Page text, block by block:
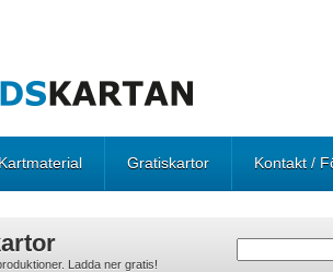
Kartmaterial Gratiskartor Kontakt /
Ladda ner gratis!